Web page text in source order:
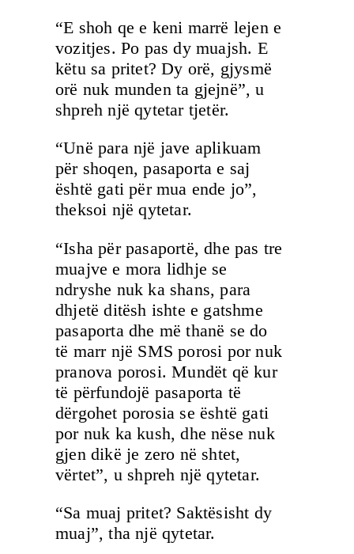
“E shoh qe e keni marrë lejen e
vozitjes. Po pas dy muajsh. E
këtu sa pritet? Dy orë, gjysmë
orë nuk munden ta gjejnë”, u
shpreh një qytetar tjetër.
“Unë para një jave aplikuam
për shoqen, pasaporta e saj
është gati për mua ende jo”,
theksoi një qytetar.
“Isha për pasaportë, dhe pas tre
muajve e mora lidhje se
ndryshe nuk ka shans, para
dhjetë ditësh ishte e gatshme
pasaporta dhe më thanë se do
të marr një SMS porosi por nuk
pranova porosi. Mundët që kur
të përfundojë pasaporta të
dërgohet porosia se është gati
por nuk ka kush, dhe nëse nuk
gjen dikë je zero në shtet,
vërtet”, u shpreh një qytetar.
“Sa muaj pritet? Saktësisht dy
muaj”, tha një qytetar.